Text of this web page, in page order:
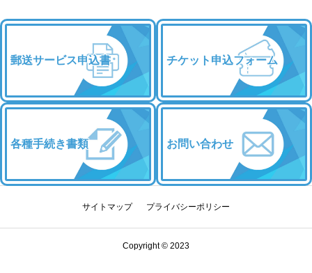
郵送サービス申込書 チケット申込フォーム
各種手続き書類 お問い合わせ
サイトマップ プライバシーポリシー
Copyright © 2023